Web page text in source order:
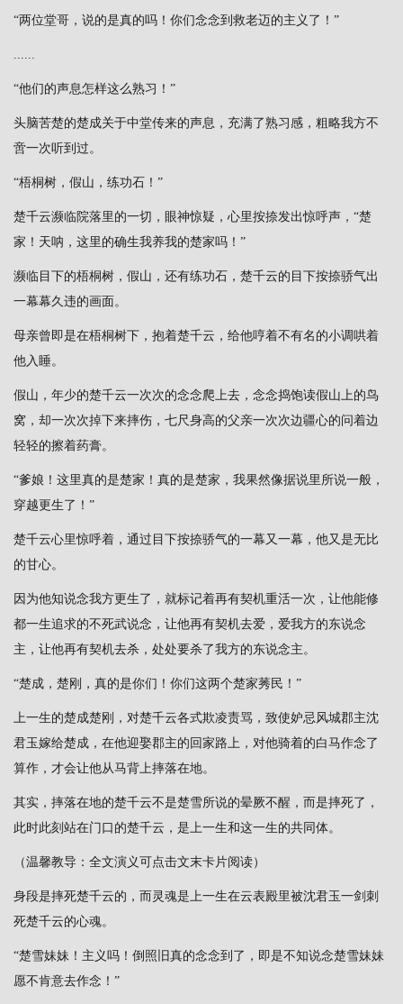
“两位堂哥，说的是真的吗！你们念念到救老迈的主义了！”
......
“他们的声息怎样这么熟习！”
头脑苦楚的楚成关于中堂传来的声息，充满了熟习感，粗略我方不
啻一次听到过。
“梧桐树，假山，练功石！”
楚千云濒临院落里的一切，眼神惊疑，心里按捺发出惊呼声，“楚
家！天呐，这里的确生我养我的楚家吗！”
濒临目下的梧桐树，假山，还有练功石，楚千云的目下按捺骄气出
一幕幕久违的画面。
母亲曾即是在梧桐树下，抱着楚千云，给他哼着不有名的小调哄着
他入睡。
假山，年少的楚千云一次次的念念爬上去，念念捣饱读假山上的鸟
窝，却一次次掉下来摔伤，七尺身高的父亲一次次边疆心的问着边
轻轻的擦着药膏。
“爹娘！这里真的是楚家！真的是楚家，我果然像据说里所说一般，
穿越更生了！”
楚千云心里惊呼着，通过目下按捺骄气的一幕又一幕，他又是无比
的甘心。
因为他知说念我方更生了，就标记着再有契机重活一次，让他能修
都一生追求的不死武说念，让他再有契机去爱，爱我方的东说念
主，让他再有契机去杀，处处要杀了我方的东说念主。
“楚成，楚刚，真的是你们！你们这两个楚家莠民！”
上一生的楚成楚刚，对楚千云各式欺凌责骂，致使妒忌风城郡主沈
君玉嫁给楚成，在他迎娶郡主的回家路上，对他骑着的白马作念了
算作，才会让他从马背上摔落在地。
其实，摔落在地的楚千云不是楚雪所说的晕厥不醒，而是摔死了，
此时此刻站在门口的楚千云，是上一生和这一生的共同体。
（温馨教导：全文演义可点击文末卡片阅读）
身段是摔死楚千云的，而灵魂是上一生在云表殿里被沈君玉一剑刺
死楚千云的心魂。
“楚雪妹妹！主义吗！倒照旧真的念念到了，即是不知说念楚雪妹妹
愿不肯意去作念！”